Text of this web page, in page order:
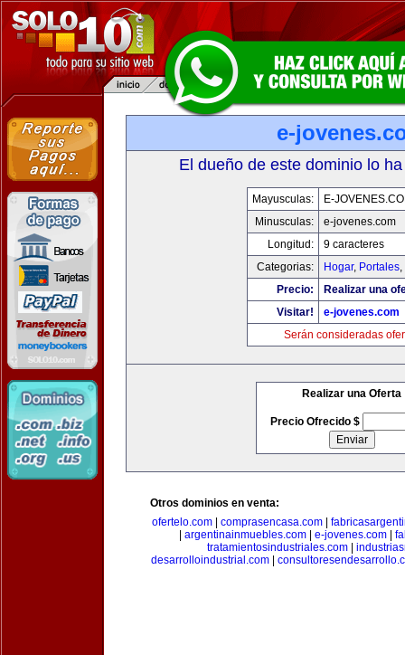
e-
El dueño de este dominio lo
Mayusculas:
E-
Minusculas:
e-jovenes.com
Longitud:
9 caracteres
Categorias:
Hogar, Portales,
Precio:
Realizar una
Visitar!
e-jovenes.com
Serán consideradas
Realizar una Oferta
Precio Ofrecido $
Otros dominios en venta:
ofertelo.com| comprasencasa.com|
argentinainmuebles.com| e-jovenes.com|
tratamientosindustriales.com
desarrolloindustrial.com|